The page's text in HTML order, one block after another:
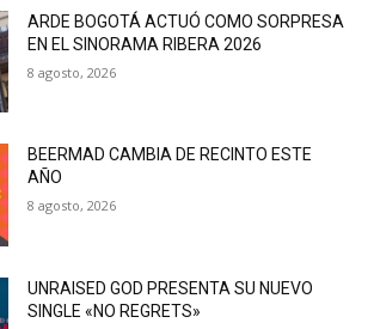
ARDE BOGOTÁ ACTUÓ COMO SORPRESA
EN EL SINORAMA RIBERA 2026
8 agosto, 2026
BEERMAD CAMBIA DE RECINTO ESTE
AÑO
8 agosto, 2026
UNRAISED GOD PRESENTA SU NUEVO
SINGLE «NO REGRETS»